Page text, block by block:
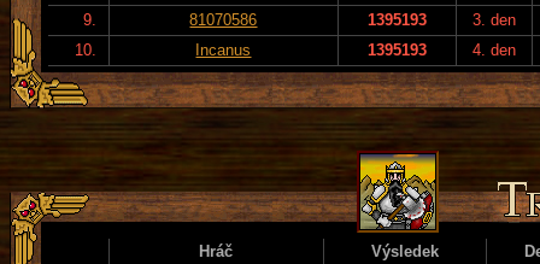
9.
81070586 1395193
3. den
10.
Incanus 1395193 4. den
Hráč Výsledek